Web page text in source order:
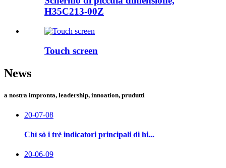
H35C213-00Z
Touch screen
News
a nostra impronta, leadership, innoation, prudutti
20-07-08
Chì sò i trè indicatori principali di hi...
20-06-09